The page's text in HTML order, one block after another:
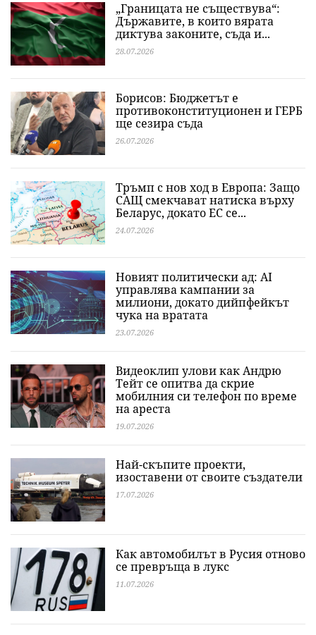
„Границата не съществува“:
Държавите, в които вярата
диктува законите, съда и...
28.07.2026
Борисов: Бюджетът е
противоконституционен и ГЕРБ
ще сезира съда
26.07.2026
Тръмп с нов ход в Европа: Защо
САЩ смекчават натиска върху
Беларус, докато ЕС се...
24.07.2026
Новият политически ад: AI
управлява кампании за
милиони, докато дийпфейкът
чука на вратата
23.07.2026
Видеоклип улови как Андрю
Тейт се опитва да скрие
мобилния си телефон по време
на ареста
19.07.2026
Най-скъпите проекти,
изоставени от своите създатели
17.07.2026
Как автомобилът в Русия отново
се превръща в лукс
11.07.2026